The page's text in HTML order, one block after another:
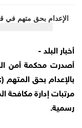
أخبار البلد -
أصدرت محكمة أمن
بالإعدام بحق
مرتبات إدارة مكافحة
رسمية.